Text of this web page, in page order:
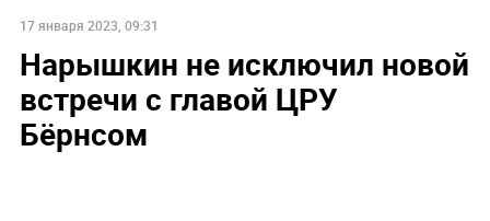
17 января 2023, 09:31
Нарышкин не исключил новой
встречи с главой ЦРУ
Бёрнсом